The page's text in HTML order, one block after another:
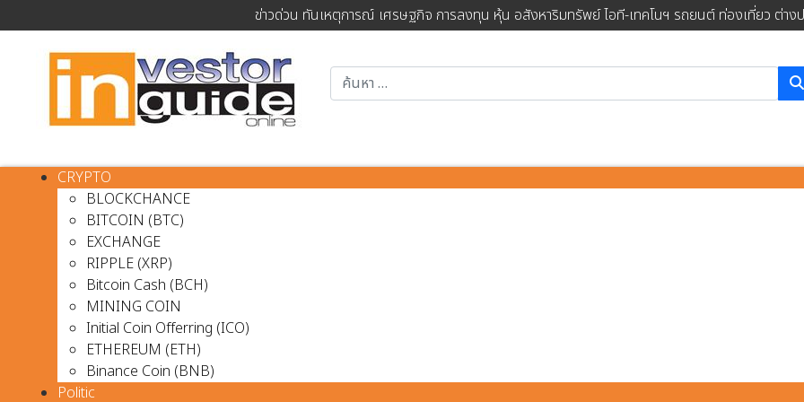
ข่าวด่วน ทันเหตุการณ์ เศรษฐกิจ การลงทุน หุ้น อสังหาริมทรัพย์ ไอที-เทคโนฯ รถยนต์ ท่องเที่ยว ต่าง
CRYPTO
BLOCKCHANCE
BITCOIN (BTC)
EXCHANGE
RIPPLE (XRP)
Bitcoin Cash (BCH)
MINING COIN
Initial Coin Offerring (ICO)
ETHEREUM (ETH)
Binance Coin (BNB)
Politic